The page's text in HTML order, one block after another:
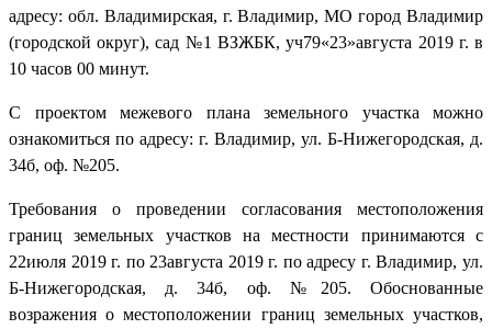
адресу: обл. Владимирская, г. Владимир, МО город Владимир
(городской округ), сад №1 ВЗЖБК, уч79«23»августа 2019 г. в
10 часов 00 минут.
С проектом межевого плана земельного участка можно
ознакомиться по адресу: г. Владимир, ул. Б-Нижегородская, д.
34б, оф. №205.
Требования о проведении согласования местоположения
границ земельных участков на местности принимаются с
22июля 2019 г. по 23августа 2019 г. по адресу г. Владимир, ул.
Б-Нижегородская, д. 34б, оф. №205. Обоснованные
возражения о местоположении границ земельных участков,